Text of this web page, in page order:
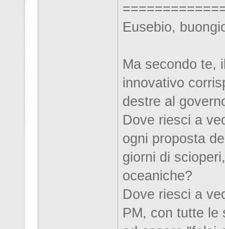
Eusebio,
Ma secondo te,
innovativo
destre al
Dove riesci a
ogni proposta
giorni di
oceaniche?
Dove riesci a
PM, con tutte le